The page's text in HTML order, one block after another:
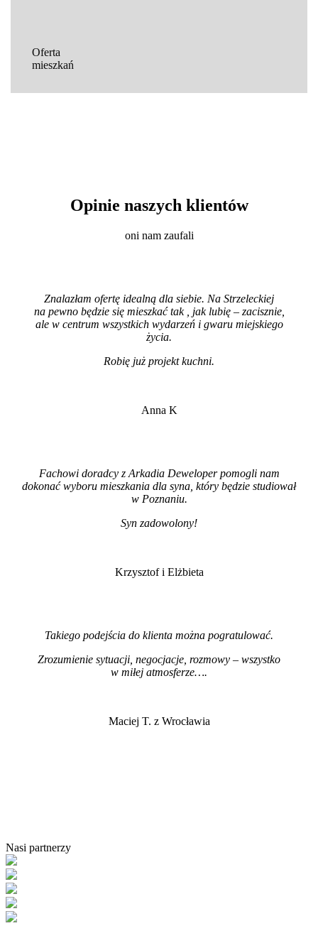
Oferta
mieszkań
Opinie naszych klientów
oni nam zaufali
Znalazłam ofertę idealną dla siebie. Na Strzeleckiej
na pewno będzie się mieszkać tak , jak lubię – zacisznie,
ale w centrum wszystkich wydarzeń i gwaru miejskiego
życia.
Robię już projekt kuchni.
Anna K
Fachowi doradcy z Arkadia Deweloper pomogli nam
dokonać wyboru mieszkania dla syna, który będzie studiował
w Poznaniu.
Syn zadowolony!
Krzysztof i Elżbieta
Takiego podejścia do klienta można pogratulować.
Zrozumienie sytuacji, negocjacje, rozmowy – wszystko
w miłej atmosferze….
Maciej T. z Wrocławia
Nasi partnerzy